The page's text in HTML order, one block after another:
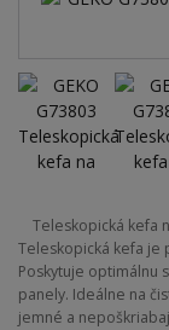
Teleskopická kefa
Teleskopická kefa je
Poskytuje optimálnu
panely. Ideálne na
jemné a